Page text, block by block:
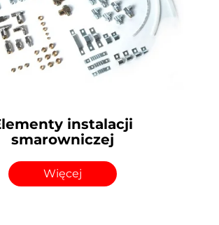
instalacji
smarowniczej
Więcej